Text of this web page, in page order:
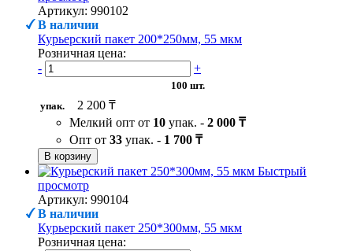
Артикул: 990102
В наличии
Курьерский пакет 200*250мм, 55 мкм
Розничная цена:
-
+
100 шт.
упак.
2 200 ₸
Мелкий опт от 10 упак. - 2 000 ₸
Опт от 33 упак. - 1 700 ₸
В корзину
Быстрый
просмотр
Артикул: 990104
В наличии
Курьерский пакет 250*300мм, 55 мкм
Розничная цена: